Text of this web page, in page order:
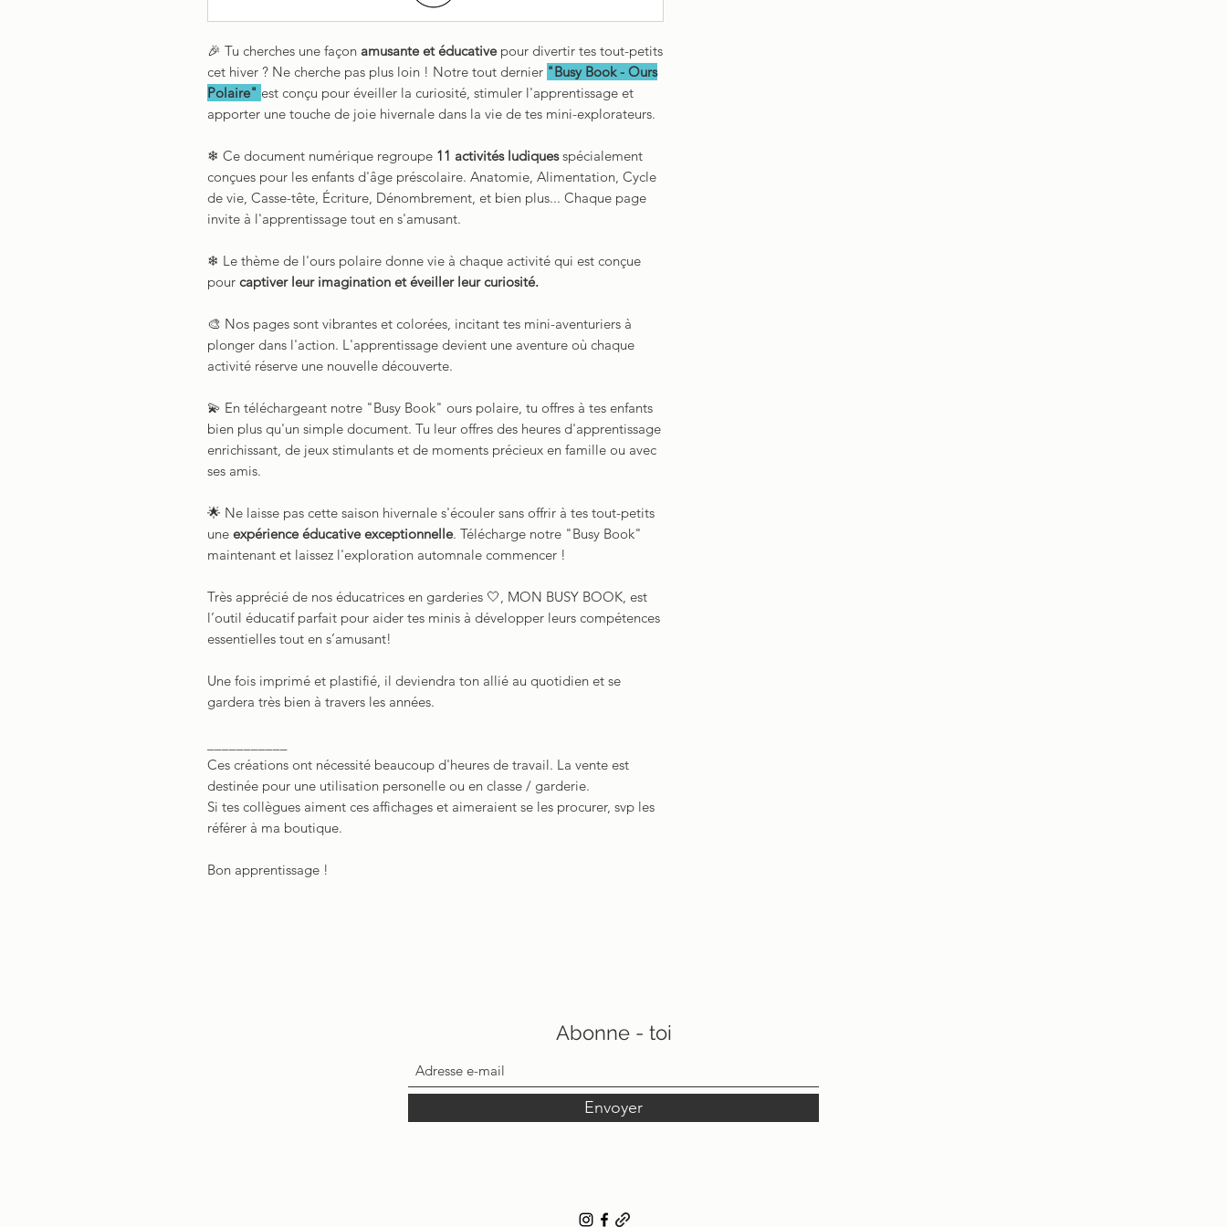
🎉 Tu cherches une façon amusante et éducativepour divertir tes tout-petits
cet hiver ? Ne cherche pas plus loin ! Notre tout dernier "Busy Book - Ours
Polaire" est conçu pour éveiller la curiosité, stimuler l'apprentissage et
apporter une touche de joie hivernale dans la vie de tes mini-explorateurs.
❄ Ce document numérique regroupe 11 activités ludiquesspécialement
conçues pour les enfants d'âge préscolaire. Anatomie, Alimentation, Cycle
de vie, Casse-tête, Écriture, Dénombrement, et bien plus... Chaque page
invite à l'apprentissage tout en s'amusant.
❄ Le thème de l'ours polaire donne vie à chaque activité qui est conçue
pour captiver leur imagination et éveiller leur curiosité.
🎨 Nos pages sont vibrantes et colorées, incitant tes mini-aventuriers à
plonger dans l'action. L'apprentissage devient une aventure où chaque
activité réserve une nouvelle découverte.
💫 En téléchargeant notre "Busy Book" ours polaire, tu offres à tes enfants
bien plus qu'un simple document. Tu leur offres des heures d'apprentissage
enrichissant, de jeux stimulants et de moments précieux en famille ou avec
ses amis.
🌟 Ne laisse pas cette saison hivernale s'écouler sans offrir à tes tout-petits
une expérience éducative exceptionnelle. Télécharge notre "Busy Book"
maintenant et laissez l'exploration automnale commencer !
Très apprécié de nos éducatrices en garderies 🤍, MON BUSY BOOK, est
l’outil éducatif parfait pour aider tes minis à développer leurs compétences
essentielles tout en s’amusant!
Une fois imprimé et plastifié, il deviendra ton allié au quotidien et se
gardera très bien à travers les années.
Ces créations ont nécessité beaucoup d'heures de travail. La vente est
destinée pour une utilisation personelle ou en classe / garderie.
Si tes collègues aiment ces affichages et aimeraient se les procurer, svp les
référer à ma boutique.
Bon apprentissage !
Abonne - toi
Envoyer